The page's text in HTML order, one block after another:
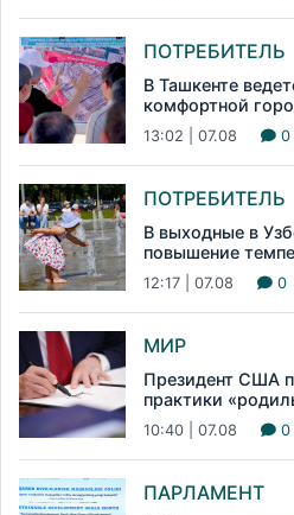
ПОТРЕБИТЕЛЬ
В Ташкенте
комфортной
13:02 | 07.08 0
ПОТРЕБИТЕЛЬ
В выходные в
повышение
12:17 | 07.08 0
МИР
Президент США
практики
10:40 | 07.08 0
ПАРЛАМЕНТ